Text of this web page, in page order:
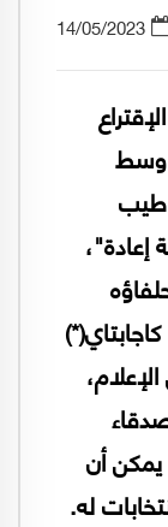
14/05/2023
وسط
طيب
يمكن أن
له.